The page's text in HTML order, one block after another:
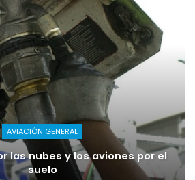
AVIACIÓN GENERAL
las nubes y los aviones por el
suelo